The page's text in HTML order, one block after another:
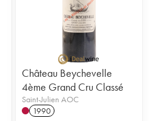
Château Beychevelle
4ème Grand Cru Classé
Saint-Julien AOC
1990